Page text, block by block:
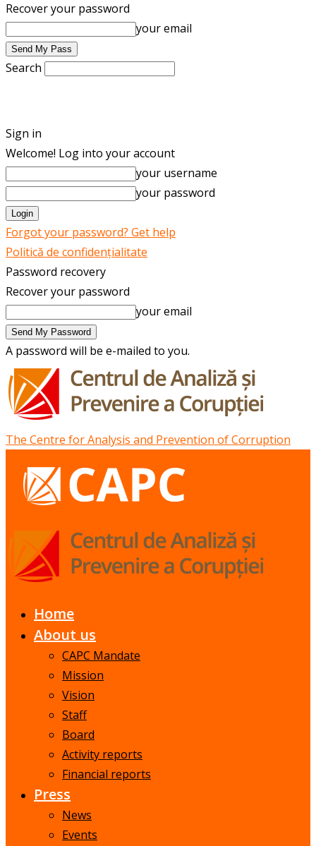
Recover your password
your email
Search
Sign in
Welcome! Log into your account
your username
your password
Forgot your password? Get help
Politică de confidențialitate
Password recovery
Recover your password
your email
A password will be e-mailed to you.
The Centre for Analysis and Prevention of Corruption
Home
About us
CAPC Mandate
Mission
Vision
Staff
Board
Activity reports
Financial reports
Press
News
Events